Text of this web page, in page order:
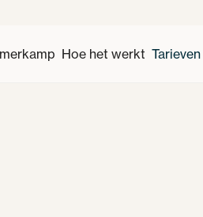
Hoe het werkt Tarieven